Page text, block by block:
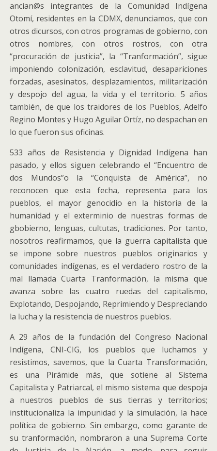
ancian@s integrantes de la Comunidad Indígena
Otomí, residentes en la CDMX, denunciamos, que con
otros dicursos, con otros programas de gobierno, con
otros nombres, con otros rostros, con otra
“procuración de justicia”, la “Tranformación”, sigue
imponiendo colonización, esclavitud, desapariciones
forzadas, asesinatos, desplazamientos, militarización
y despojo del agua, la vida y el territorio. 5 años
también, de que los traidores de los Pueblos, Adelfo
Regino Montes y Hugo Aguilar Ortíz, no despachan en
lo que fueron sus oficinas.
533 años de Resistencia y Dignidad Indígena han
pasado, y ellos siguen celebrando el “Encuentro de
dos Mundos”o la “Conquista de América”, no
reconocen que esta fecha, representa para los
pueblos, el mayor genocidio en la historia de la
humanidad y el exterminio de nuestras formas de
gbobierno, lenguas, cultutas, tradiciones. Por tanto,
nosotros reafirmamos, que la guerra capitalista que
se impone sobre nuestros pueblos originarios y
comunidades indígenas, es el verdadero rostro de la
mal llamada Cuarta Tranformación, la misma que
avanza sobre las cuatro ruedas del capitalismo,
Explotando, Despojando, Reprimiendo y Despreciando
la lucha y la resistencia de nuestros pueblos.
A 29 años de la fundación del Congreso Nacional
Indígena, CNI-CIG, los pueblos que luchamos y
resistimos, savemos, que la Cuarta Transformación,
es una Pirámide más, que sotiene al Sistema
Capitalista y Patriarcal, el mismo sistema que despoja
a nuestros pueblos de sus tierras y territorios;
institucionaliza la impunidad y la simulación, la hace
política de gobierno. Sin embargo, como garante de
su tranformación, nombraron a una Suprema Corte